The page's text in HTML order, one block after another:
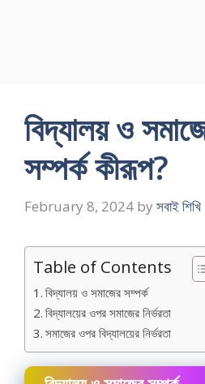
বিদ্যালয় ও
সম্পর্ক কীরূপ?
February 8, 2024 by সবাই শিখি
Table of Contents
বিদ্যালয় ও সমাজের সম্পর্ক
বিদ্যালয়ের ওপর সমাজের নির্ভরতা
সমাজের ওপর বিদ্যালয়ের নির্ভরতা